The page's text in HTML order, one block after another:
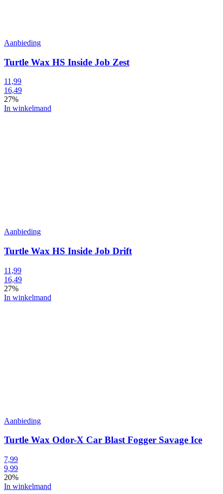
Aanbieding
Turtle Wax HS Inside Job Zest
11,99
16,49
27%
In winkelmand
Aanbieding
Turtle Wax HS Inside Job Drift
11,99
16,49
27%
In winkelmand
Aanbieding
Turtle Wax Odor-X Car Blast Fogger Savage Ice
7,99
9,99
20%
In winkelmand